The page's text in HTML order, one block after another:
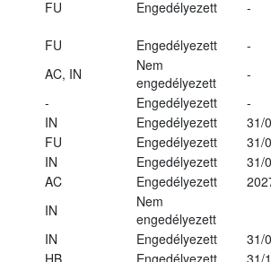
FU Engedélyezett -
FU Engedélyezett
-
AC, IN
Nem
engedélyezett
-
- Engedélyezett
-
IN Engedélyezett
31/
FU Engedélyezett
31/
IN Engedélyezett
31/
AC Engedélyezett
IN
Nem
engedélyezett
IN Engedélyezett
31/